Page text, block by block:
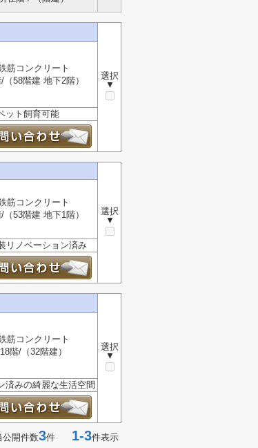
選択
▼
筋コンクリート
（58階建 地下2階）
ット飼育可能
選択
▼
筋コンクリート
（53階建 地下1階）
リノベーション済み
選択
▼
筋コンクリート
18階/（32階建）
みの綺麗な生活空間
公開件数3件 1-3件表示